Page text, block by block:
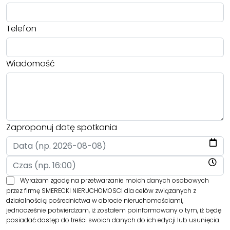
Telefon
Wiadomość
Zaproponuj datę spotkania
Wyrażam zgodę na przetwarzanie moich danych osobowych
przez firmę SMERECKI NIERUCHOMOSCI dla celów związanych z
działalnością pośrednictwa w obrocie nieruchomościami,
jednocześnie potwierdzam, iż zostałem poinformowany o tym, iż będę
posiadać dostęp do treści swoich danych do ich edycji lub usunięcia.